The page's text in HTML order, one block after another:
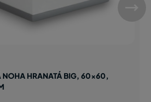
NOHA HRANATÁ BIG, 60x60,
HLINÍK